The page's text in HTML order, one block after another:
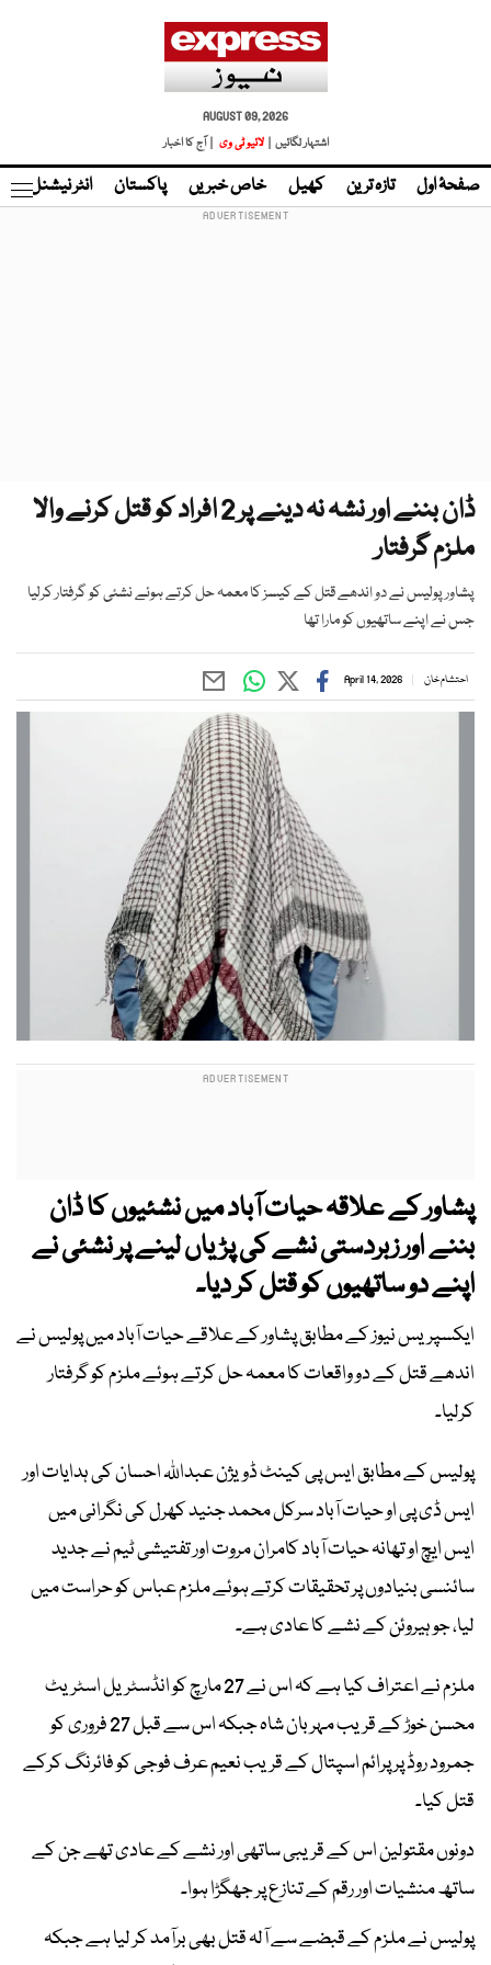
AUGUST 09, 2026
اشتہار لگائیں |
لائیو ٹی وی | آج کا اخبار
صفحۂ اول تازہ ترین کھیل خاص خبریں پاکستان انٹر نیشنل
ڈان بننے اور نشہ نہ دینے پر 2 افراد کو قتل کرنے والا
ملزم گرفتار
پشاور پولیس نے دو اندھے قتل کے کیسز کا معمہ حل کرتے ہوئے نشئی کو گرفتار کرلیا
جس نے اپنے ساتھیوں کو مارا تھا
احتشام خان April 14, 2026
پشاور کے علاقہ حیات آباد میں نشئیوں کا ڈان
بننے اور زبردستی نشے کی پڑیاں لینے پر نشئی نے
اپنے دو ساتھیوں کو قتل کر دیا۔
ایکسپریس نیوز کے مطابق پشاور کے علاقے حیات آباد میں پولیس نے
اندھے قتل کے دو واقعات کا معمہ حل کرتے ہوئے ملزم کو گرفتار
کرلیا۔
پولیس کے مطابق ایس پی کینٹ ڈویژن عبداللہ احسان کی ہدایات اور
ایس ڈی پی او حیات آباد سرکل محمد جنید کھرل کی نگرانی میں
ایس ایچ او تھانہ حیات آباد کامران مروت اور تفتیشی ٹیم نے جدید
سائنسی بنیادوں پر تحقیقات کرتے ہوئے ملزم عباس کو حراست میں
لیا، جو ہیروئن کے نشے کا عادی ہے۔
ملزم نے اعتراف کیا ہے کہ اس نے 27 مارچ کو انڈسٹریل اسٹریٹ
محسن خوڑ کے قریب مہربان شاہ جبکہ اس سے قبل 27 فروری کو
جمرود روڈ پر پرائم اسپتال کے قریب نعیم عرف فوجی کو فائرنگ کرکے
قتل کیا۔
دونوں مقتولین اس کے قریبی ساتھی اور نشے کے عادی تھے جن کے
ساتھ منشیات اور رقم کے تنازع پر جھگڑا ہوا۔
پولیس نے ملزم کے قبضے سے آلہ قتل بھی برآمد کر لیا ہے جبکہ